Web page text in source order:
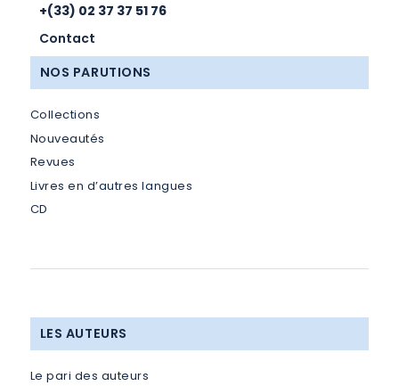
+(33) 02 37 37 51 76
Contact
NOS PARUTIONS
Collections
Nouveautés
Revues
Livres en d’autres langues
CD
LES AUTEURS
Le pari des auteurs